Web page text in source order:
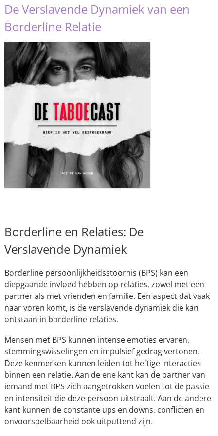
De Verslavende Dynamiek van een
Borderline Relatie
Borderline en Relaties: De
Verslavende Dynamiek
Borderline persoonlijkheidsstoornis (BPS) kan een
diepgaande invloed hebben op relaties, zowel met een
partner als met vrienden en familie. Een aspect dat vaak
naar voren komt, is de verslavende dynamiek die kan
ontstaan in borderline relaties.
Mensen met BPS kunnen intense emoties ervaren,
stemmingswisselingen en impulsief gedrag vertonen.
Deze kenmerken kunnen leiden tot heftige interacties
binnen een relatie. Aan de ene kant kan de partner van
iemand met BPS zich aangetrokken voelen tot de passie
en intensiteit die deze persoon uitstraalt. Aan de andere
kant kunnen de constante ups en downs, conflicten en
onvoorspelbaarheid ook uitputtend zijn.